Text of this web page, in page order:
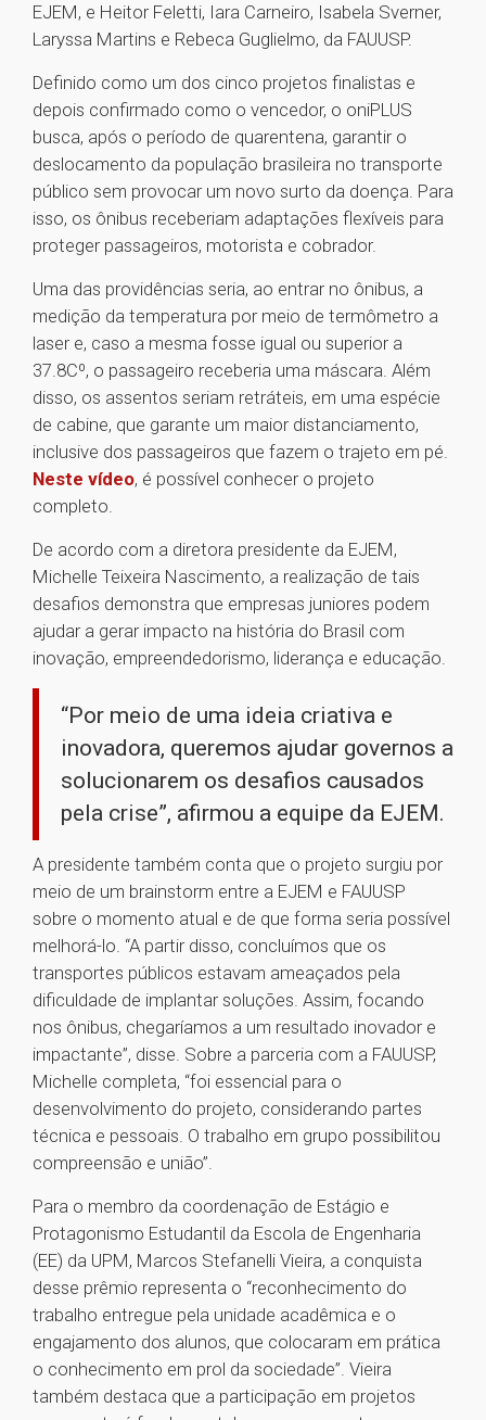
EJEM, e Heitor Feletti, Iara Carneiro, Isabela Sverner,
Laryssa Martins e Rebeca Guglielmo, da FAUUSP.
Definido como um dos cinco projetos finalistas e
depois confirmado como o vencedor, o oniPLUS
busca, após o período de quarentena, garantir o
deslocamento da população brasileira no transporte
público sem provocar um novo surto da doença. Para
isso, os ônibus receberiam adaptações flexíveis para
proteger passageiros, motorista e cobrador.
Uma das providências seria, ao entrar no ônibus, a
medição da temperatura por meio de termômetro a
laser e, caso a mesma fosse igual ou superior a
37.8Cº, o passageiro receberia uma máscara. Além
disso, os assentos seriam retráteis, em uma espécie
de cabine, que garante um maior distanciamento,
inclusive dos passageiros que fazem o trajeto em pé.
Neste vídeo, é possível conhecer o projeto
completo.
De acordo com a diretora presidente da EJEM,
Michelle Teixeira Nascimento, a realização de tais
desafios demonstra que empresas juniores podem
ajudar a gerar impacto na história do Brasil com
inovação, empreendedorismo, liderança e educação.
“Por meio de uma ideia criativa e
inovadora, queremos ajudar governos a
solucionarem os desafios causados
pela crise”, afirmou a equipe da EJEM.
A presidente também conta que o projeto surgiu por
meio de um brainstorm entre a EJEM e FAUUSP
sobre o momento atual e de que forma seria possível
melhorá-lo. “A partir disso, concluímos que os
transportes públicos estavam ameaçados pela
dificuldade de implantar soluções. Assim, focando
nos ônibus, chegaríamos a um resultado inovador e
impactante”, disse. Sobre a parceria com a FAUUSP,
Michelle completa, “foi essencial para o
desenvolvimento do projeto, considerando partes
técnica e pessoais. O trabalho em grupo possibilitou
compreensão e união”.
Para o membro da coordenação de Estágio e
Protagonismo Estudantil da Escola de Engenharia
(EE) da UPM, Marcos Stefanelli Vieira, a conquista
desse prêmio representa o “reconhecimento do
trabalho entregue pela unidade acadêmica e o
engajamento dos alunos, que colocaram em prática
o conhecimento em prol da sociedade”. Vieira
também destaca que a participação em projetos